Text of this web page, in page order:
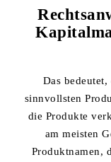
Das
sinnvollsten
die Produkte
am meisten
Produktnamen,